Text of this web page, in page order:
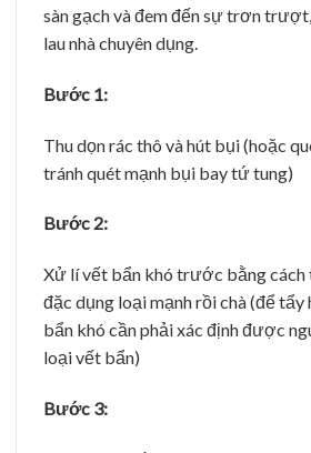
sàn gạch và đem đến sự trơn
lau nhà chuyên dụng.
Bước 1:
Thu dọn rác thô và hút bụi (hoặc
tránh quét mạnh bụi bay tứ tung)
Bước 2:
Xử lí vết bẩn khó trước bằng cách
đặc dụng loại mạnh rồi chà (để tẩy
bẩn khó cần phải xác định được
loại vết bẩn)
Bước 3: